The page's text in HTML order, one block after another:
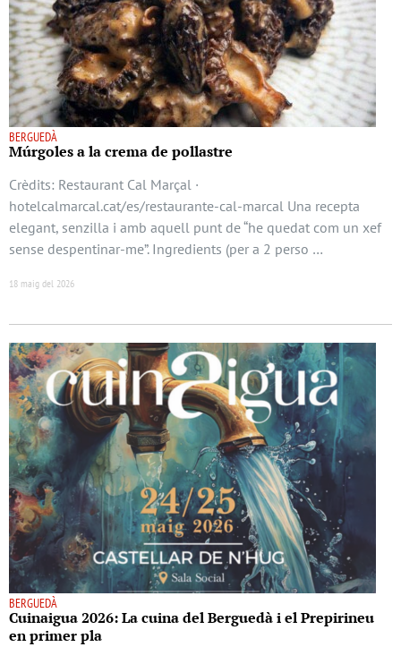
BERGUEDÀ
Múrgoles a la crema de pollastre
Crèdits: Restaurant Cal Marçal ·
hotelcalmarcal.cat/es/restaurante-cal-marcal Una recepta
elegant, senzilla i amb aquell punt de “he quedat com un xef
sense despentinar-me”. Ingredients (per a 2 perso …
18 maig del 2026
BERGUEDÀ
Cuinaigua 2026: La cuina del Berguedà i el Prepirineu
en primer pla